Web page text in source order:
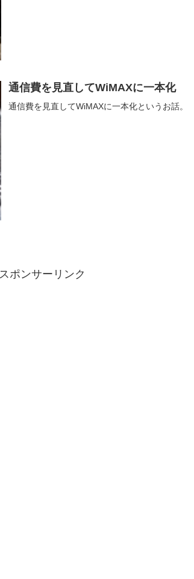
通信費を見直してWiMAXに一本化
通信費を見直してWiMAXに一本化というお話。
スポンサーリンク